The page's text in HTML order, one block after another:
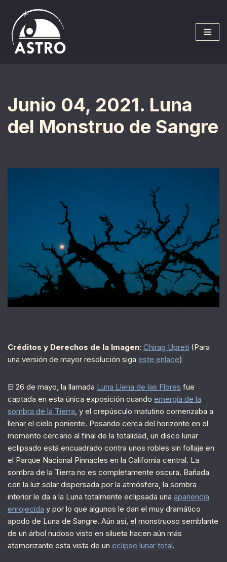
Saltar
al
contenido
Junio 04, 2021. Luna
del Monstruo de Sangre
Créditos y Derechos de la Imagen: Chirag Upreti (Para
una versión de mayor resolución siga este enlace)
El 26 de mayo, la llamada Luna Llena de las Flores fue
captada en esta única exposición cuando emergía de la
sombra de la Tierra, y el crepúsculo matutino comenzaba a
llenar el cielo poniente. Posando cerca del horizonte en el
momento cercano al final de la totalidad, un disco lunar
eclipsado está encuadrado contra unos robles sin follaje en
el Parque Nacional Pinnacles en la California central. La
sombra de la Tierra no es completamente oscura. Bañada
con la luz solar dispersada por la atmósfera, la sombra
interior le da a la Luna totalmente eclipsada una apariencia
enrojecida y por lo que algunos le dan el muy dramático
apodo de Luna de Sangre. Aún así, el monstruoso semblante
de un árbol nudoso visto en silueta hacen aún más
atemorizante esta vista de un eclipse lunar total.